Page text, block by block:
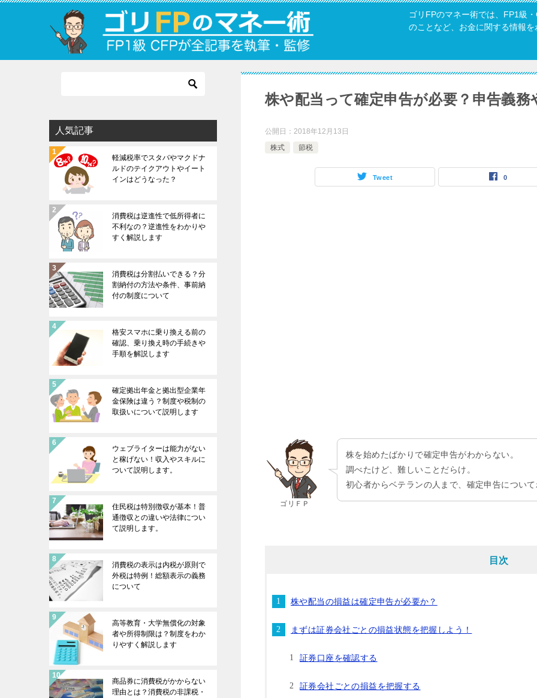
ゴリFPのマネー術では、FP1級
のことなど、お金に関する情報
株や配当って確定申告が必要？申告義
公開日： 2018年12月13日
株式
節税
Tweet 0
ゴリＦＰ
株を始めたばかりで確定申告がわからない。
調べたけど、難しいことだらけ。
初心者からベテランの人まで、確定申告につい
目次
株や配当の損益は確定申告が必要か？
まずは証券会社ごとの損益状態を把握しよう！
証券口座を確認する
証券会社ごとの損益を把握する
人気記事
軽減税率でスタバやマクドナ
ルドのテイクアウトやイート
インはどうなった？
消費税は逆進性で低所得者に
不利なの？逆進性をわかりや
すく解説します
消費税は分割払いできる？分
割納付の方法や条件、事前納
付の制度について
格安スマホに乗り換える前の
確認、乗り換え時の手続きや
手順を解説します
確定拠出年金と拠出型企業年
金保険は違う？制度や税制の
取扱いについて説明します
ウェブライターは能力がない
と稼げない！収入やスキルに
ついて説明します。
住民税は特別徴収が基本！普
通徴収との違いや法律につい
て説明します。
消費税の表示は内税が原則で
外税は特例！総額表示の義務
について
高等教育・大学無償化の対象
者や所得制限は？制度をわか
りやすく解説します
商品券に消費税がかからない
理由とは？消費税の非課税・